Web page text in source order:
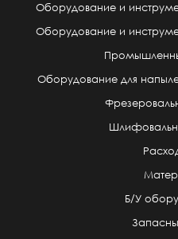
Оборудование и
Оборудование и
Оборудование для
Б/У